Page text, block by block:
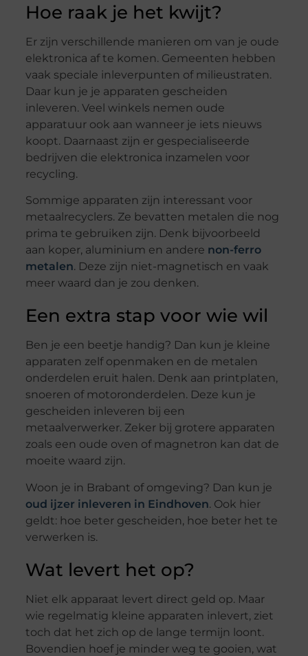
Hoe raak je het kwijt?
Er zijn verschillende manieren om van je oude
elektronica af te komen. Gemeenten hebben
vaak speciale inleverpunten of milieustraten.
Daar kun je je apparaten gescheiden
inleveren. Veel winkels nemen oude
apparatuur ook aan wanneer je iets nieuws
koopt. Daarnaast zijn er gespecialiseerde
bedrijven die elektronica inzamelen voor
recycling.
Sommige apparaten zijn interessant voor
metaalrecyclers. Ze bevatten metalen die nog
prima te gebruiken zijn. Denk bijvoorbeeld
aan koper, aluminium en andere non-ferro
metalen. Deze zijn niet-magnetisch en vaak
meer waard dan je zou denken.
Een extra stap voor wie wil
Ben je een beetje handig? Dan kun je kleine
apparaten zelf openmaken en de metalen
onderdelen eruit halen. Denk aan printplaten,
snoeren of motoronderdelen. Deze kun je
gescheiden inleveren bij een
metaalverwerker. Zeker bij grotere apparaten
zoals een oude oven of magnetron kan dat de
moeite waard zijn.
Woon je in Brabant of omgeving? Dan kun je
oud ijzer inleveren in Eindhoven. Ook hier
geldt: hoe beter gescheiden, hoe beter het te
verwerken is.
Wat levert het op?
Niet elk apparaat levert direct geld op. Maar
wie regelmatig kleine apparaten inlevert, ziet
toch dat het zich op de lange termijn loont.
Bovendien hoef je minder weg te gooien, wat